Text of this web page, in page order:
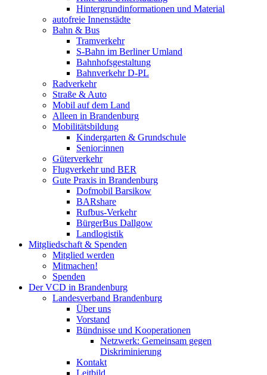
Hintergrundinformationen und Material
autofreie Innenstädte
Bahn & Bus
Tramverkehr
S-Bahn im Berliner Umland
Bahnhofsgestaltung
Bahnverkehr D-PL
Radverkehr
Straße & Auto
Mobil auf dem Land
Alleen in Brandenburg
Mobilitätsbildung
Kindergarten & Grundschule
Senior:innen
Güterverkehr
Flugverkehr und BER
Gute Praxis in Brandenburg
Dofmobil Barsikow
BARshare
Rufbus-Verkehr
BürgerBus Dallgow
Landlogistik
Mitgliedschaft & Spenden
Mitglied werden
Mitmachen!
Spenden
Der VCD in Brandenburg
Landesverband Brandenburg
Über uns
Vorstand
Bündnisse und Kooperationen
Netzwerk: Gemeinsam gegen
Diskriminierung
Kontakt
Leitbild